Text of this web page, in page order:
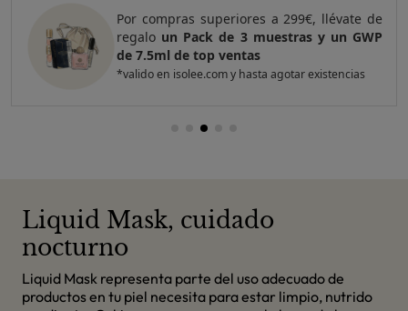
Por compras superiores a 420€, llévate de
regalo un Pack de 4 muestras y 2 GWP de
top ventas
*valido en isolee.com y hasta agotar existencias
Liquid Mask, cuidado
nocturno
Liquid Mask representa parte del uso adecuado de
productos en tu piel necesita para estar limpio, nutrido